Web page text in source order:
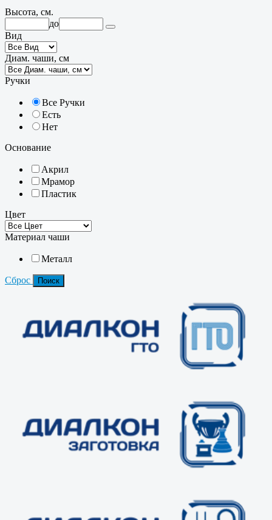
Высота, см.
до
Вид
Диам. чаши, см
Ручки
Все Ручки
Есть
Нет
Основание
Акрил
Мрамор
Пластик
Цвет
Материал чаши
Металл
Сброс